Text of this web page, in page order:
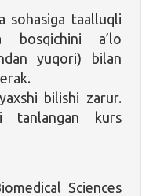
sohasiga taalluqli
bosqichini a’lo
yuqori) bilan
bilishi zarur.
tanlangan kurs
Sciences